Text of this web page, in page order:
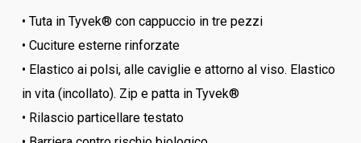
• Tuta in Tyvek® con cappuccio in tre pezzi
• Cuciture esterne rinforzate
• Elastico ai polsi, alle caviglie e attorno al viso. Elastico
in vita (incollato). Zip e patta in Tyvek®
• Rilascio particellare testato